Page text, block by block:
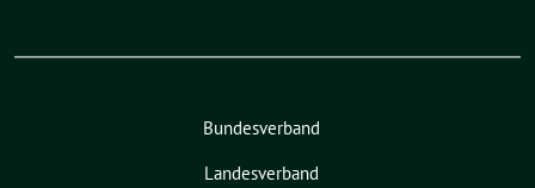
Bundesverband
Landesverband